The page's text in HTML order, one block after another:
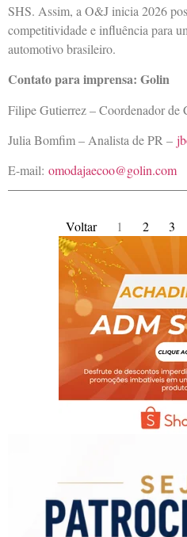
SHS. Assim, a O&J inicia 2026
competitividade e influência para
automotivo brasileiro.
Contato para imprensa: Golin
Filipe Gutierrez – Coordenador de
Julia Bomfim – Analista de PR –
E-mail: omodajaecoo@golin.com
Voltar 1 2 3